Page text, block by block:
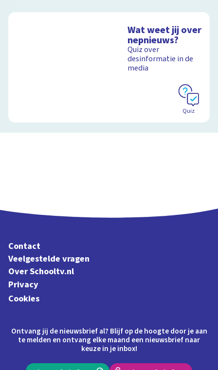
Wat weet jij over
nepnieuws?
Quiz over
desinformatie in de
media
Quiz
Contact
Veelgestelde vragen
Over Schooltv.nl
Privacy
Cookies
Ontvang jij de nieuwsbrief al? Blijf op de hoogte door je aan
te melden en ontvang elke maand een nieuwsbrief naar
keuze in je inbox!